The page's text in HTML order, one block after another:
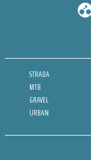
STRADA
MTB
GRAVEL
URBAN